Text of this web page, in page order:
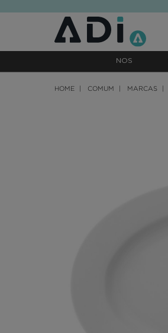
NOS
HOME COMUM MARCAS